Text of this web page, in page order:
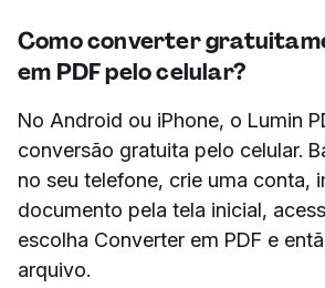
Como converter
em PDF pelo celular?
No Android ou iPhone, o Lumin
conversão gratuita pelo celular.
no seu telefone, crie uma conta,
documento pela tela inicial,
escolha Converter em PDF e
arquivo.